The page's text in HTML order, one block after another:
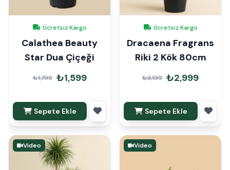
Ücretsiz Kargo
Calathea Beauty
Star Dua Çiçeği
₺1,799 ₺1,599
Sepete Ekle
Ücretsiz Kargo
Dracaena Fragrans
Riki 2 Kök 80cm
₺3,199 ₺2,999
Sepete Ekle
Video Video